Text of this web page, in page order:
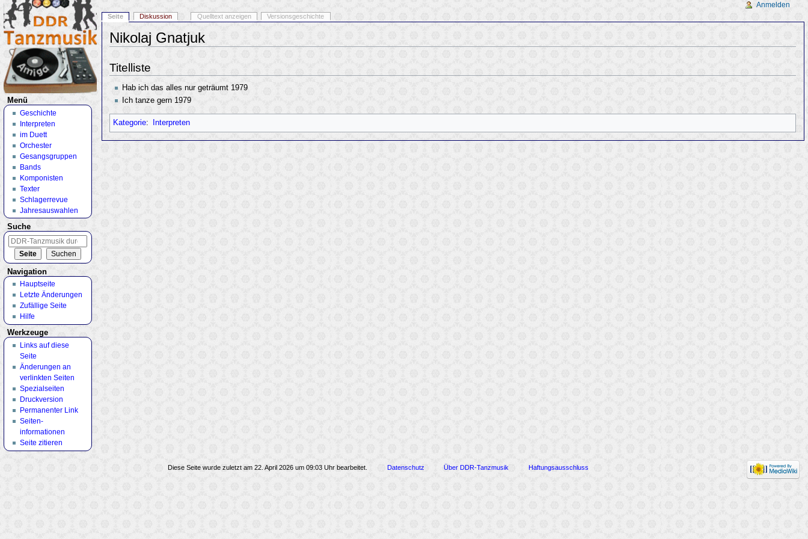
Nikolaj Gnatjuk
Titelliste
Hab ich das alles nur geträumt 1979
Ich tanze gern 1979
Kategorie: Interpreten
Seite Diskussion Quelltext anzeigen Versionsgeschichte
Anmelden
Menü
Geschichte
Interpreten
im Duett
Orchester
Gesangsgruppen
Bands
Komponisten
Texter
Schlagerrevue
Jahresauswahlen
Suche
Navigation
Hauptseite
Letzte Änderungen
Zufällige Seite
Hilfe
Werkzeuge
Links auf diese
Seite
Änderungen an
verlinkten Seiten
Spezialseiten
Druckversion
Permanenter Link
Seiten­
informationen
Seite zitieren
Diese Seite wurde zuletzt am 22. April 2026 um 09:03 Uhr bearbeitet. Datenschutz Über DDR-Tanzmusik Haftungsausschluss